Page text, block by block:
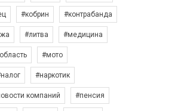
#кобрин #контрабанда
#литва #медицина
#мото
#наркотик
компаний #пенсия